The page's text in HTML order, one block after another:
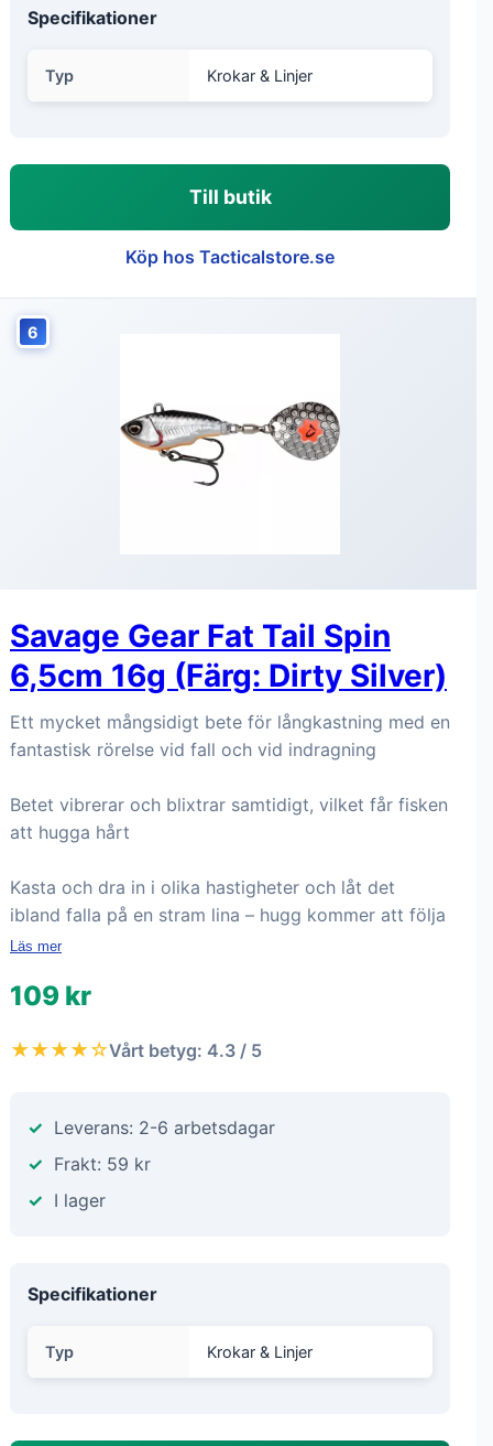
Specifikationer
Typ Krokar & Linjer
Till butik
Köp hos Tacticalstore.se
6
Savage Gear Fat Tail Spin
6,5cm 16g (Färg: Dirty Silver)
Ett mycket mångsidigt bete för långkastning med en
fantastisk rörelse vid fall och vid indragning
Betet vibrerar och blixtrar samtidigt, vilket får fisken
att hugga hårt
Kasta och dra in i olika hastigheter och låt det
ibland falla på en stram lina – hugg kommer att följa
Läs mer
109 kr
★★★★☆Vårt betyg: 4.3 / 5
Leverans: 2-6 arbetsdagar
Frakt: 59 kr
I lager
Specifikationer
Typ Krokar & Linjer